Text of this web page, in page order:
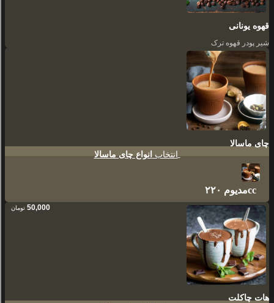
قهوه یونانی
شیر پودر قهوه ترک
چای ماسالا
انتخاب انواع چای ماسالا
مدیوم ۲۲۰cc
50,000 تومان
هات چاکلت